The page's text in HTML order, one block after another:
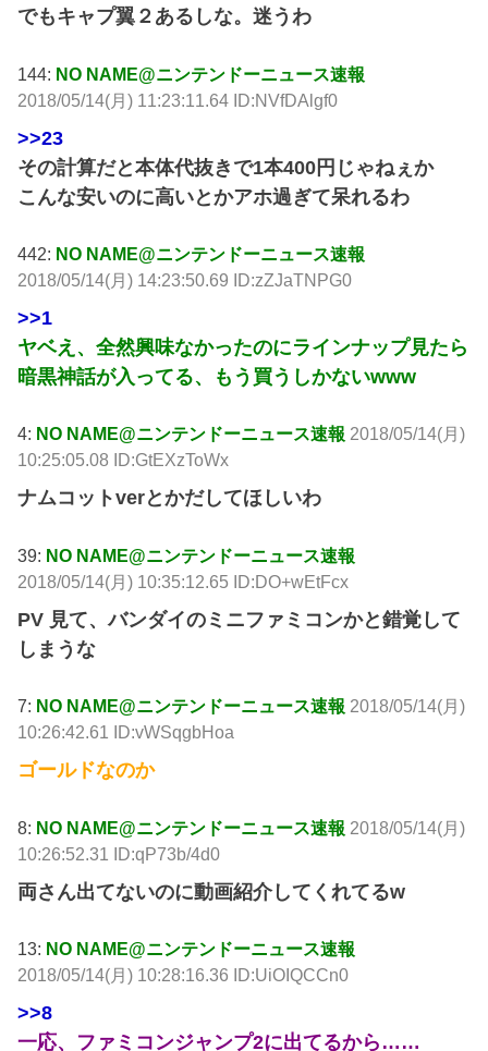
でもキャプ翼２あるしな。迷うわ
144: NO NAME@ニンテンドーニュース速報
2018/05/14(月) 11:23:11.64 ID:NVfDAlgf0
>>23
その計算だと本体代抜きで1本400円じゃねぇか
こんな安いのに高いとかアホ過ぎて呆れるわ
442: NO NAME@ニンテンドーニュース速報
2018/05/14(月) 14:23:50.69 ID:zZJaTNPG0
>>1
ヤベえ、全然興味なかったのにラインナップ見たら
暗黒神話が入ってる、もう買うしかないwww
4: NO NAME@ニンテンドーニュース速報 2018/05/14(月)
10:25:05.08 ID:GtEXzToWx
ナムコットverとかだしてほしいわ
39: NO NAME@ニンテンドーニュース速報
2018/05/14(月) 10:35:12.65 ID:DO+wEtFcx
PV 見て、バンダイのミニファミコンかと錯覚して
しまうな
7: NO NAME@ニンテンドーニュース速報 2018/05/14(月)
10:26:42.61 ID:vWSqgbHoa
ゴールドなのか
8: NO NAME@ニンテンドーニュース速報 2018/05/14(月)
10:26:52.31 ID:qP73b/4d0
両さん出てないのに動画紹介してくれてるw
13: NO NAME@ニンテンドーニュース速報
2018/05/14(月) 10:28:16.36 ID:UiOIQCCn0
>>8
一応、ファミコンジャンプ2に出てるから……